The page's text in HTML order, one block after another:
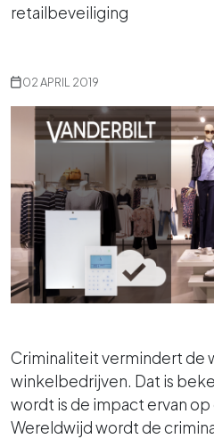
retailbeveiliging
02 APRIL 2019
Criminaliteit vermindert de
winkelbedrijven. Dat is
wordt is de impact ervan
Wereldwijd wordt de